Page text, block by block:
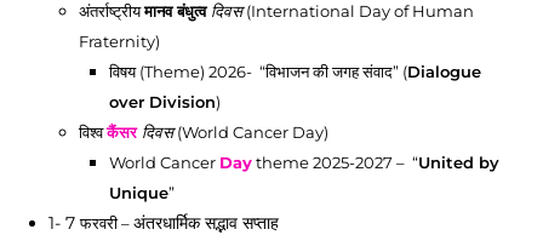
अंतर्राष्ट्रीयमानव बंधुत्व दिवस(International Day of Human
Fraternity)
विषय (Theme) 2026- “विभाजन की जगह संवाद” (Dialogue
over Division)
विश्वकैंसर दिवस(World Cancer Day)
World Cancer Daytheme 2025-2027 – “United by
Unique”
1- 7फरवरी–अंतरधार्मिक सद्भाव सप्ताह